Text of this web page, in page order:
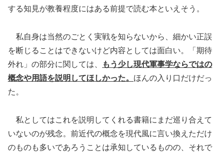
する知見が教養程度にはある前提で読む本といえそう。
私自身は当然のごとく実戦を知らないから、細かい正誤
を断じることはできないけど内容としては面白い。「期待
外れ」の部分に関しては、
もう少し現代軍事学ならではの
概念や用語を説明してほしかった。 ほんの入り口だけだっ
た。
私としてはこれを説明してくれる書籍にまだ巡り合えて
いないのが残念。前近代の概念を現代風に言い換えただけ
のものも多いであろうことは承知しているものの、それで